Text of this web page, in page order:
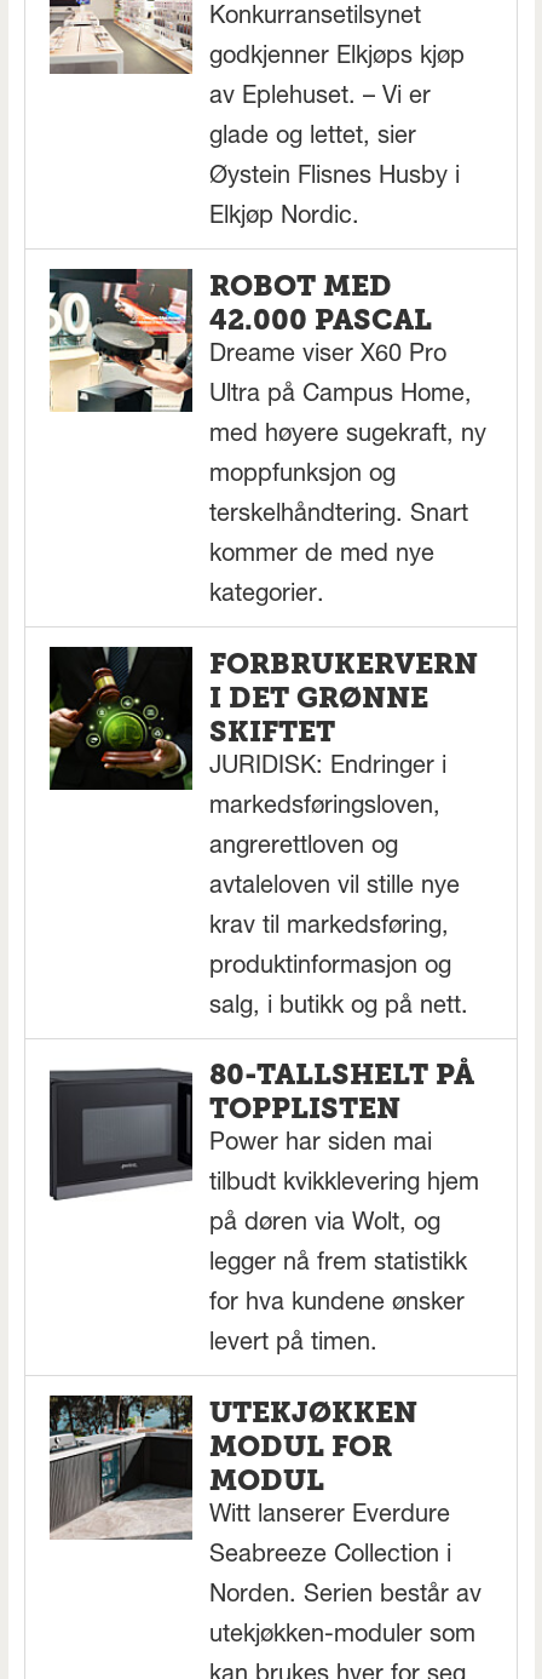
Konkurransetilsynet
godkjenner Elkjøps kjøp
av Eplehuset. – Vi er
glade og lettet, sier
Øystein Flisnes Husby i
Elkjøp Nordic.
ROBOT MED
42.000 PASCAL
Dreame viser X60 Pro
Ultra på Campus Home,
med høyere sugekraft, ny
moppfunksjon og
terskelhåndtering. Snart
kommer de med nye
kategorier.
FORBRUKERVERN
I DET GRØNNE
SKIFTET
JURIDISK: Endringer i
markedsføringsloven,
angrerettloven og
avtaleloven vil stille nye
krav til markedsføring,
produktinformasjon og
salg, i butikk og på nett.
80-TALLSHELT PÅ
TOPPLISTEN
Power har siden mai
tilbudt kvikklevering hjem
på døren via Wolt, og
legger nå frem statistikk
for hva kundene ønsker
levert på timen.
UTEKJØKKEN
MODUL FOR
MODUL
Witt lanserer Everdure
Seabreeze Collection i
Norden. Serien består av
utekjøkken-moduler som